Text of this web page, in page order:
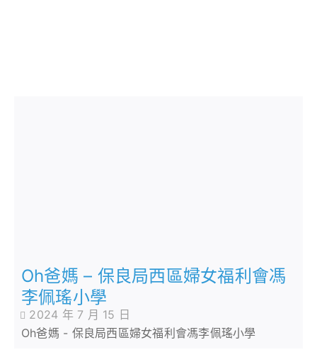
Oh爸媽 – 保良局西區婦女福利會馮
李佩瑤小學
2024 年 7 月 15 日
Oh爸媽 - 保良局西區婦女福利會馮李佩瑤小學